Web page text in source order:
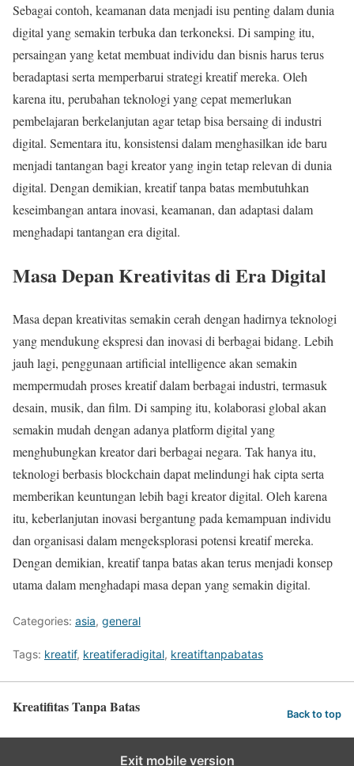
Sebagai contoh, keamanan data menjadi isu penting dalam dunia
digital yang semakin terbuka dan terkoneksi. Di samping itu,
persaingan yang ketat membuat individu dan bisnis harus terus
beradaptasi serta memperbarui strategi kreatif mereka. Oleh
karena itu, perubahan teknologi yang cepat memerlukan
pembelajaran berkelanjutan agar tetap bisa bersaing di industri
digital. Sementara itu, konsistensi dalam menghasilkan ide baru
menjadi tantangan bagi kreator yang ingin tetap relevan di dunia
digital. Dengan demikian, kreatif tanpa batas membutuhkan
keseimbangan antara inovasi, keamanan, dan adaptasi dalam
menghadapi tantangan era digital.
Masa Depan Kreativitas di Era Digital
Masa depan kreativitas semakin cerah dengan hadirnya teknologi
yang mendukung ekspresi dan inovasi di berbagai bidang. Lebih
jauh lagi, penggunaan artificial intelligence akan semakin
mempermudah proses kreatif dalam berbagai industri, termasuk
desain, musik, dan film. Di samping itu, kolaborasi global akan
semakin mudah dengan adanya platform digital yang
menghubungkan kreator dari berbagai negara. Tak hanya itu,
teknologi berbasis blockchain dapat melindungi hak cipta serta
memberikan keuntungan lebih bagi kreator digital. Oleh karena
itu, keberlanjutan inovasi bergantung pada kemampuan individu
dan organisasi dalam mengeksplorasi potensi kreatif mereka.
Dengan demikian, kreatif tanpa batas akan terus menjadi konsep
utama dalam menghadapi masa depan yang semakin digital.
Categories: asia, general
Tags: kreatif, kreatiferadigital, kreatiftanpabatas
Kreatifitas Tanpa Batas Back to top
Exit mobile version